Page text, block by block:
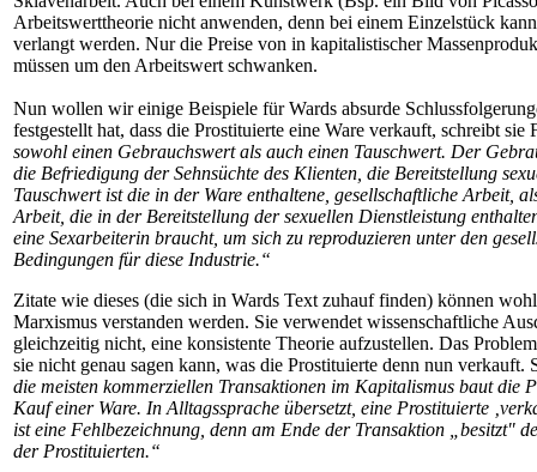
Arbeitswerttheorie nicht anwenden, denn bei einem Einzelstück
verlangt werden. Nur die Preise von in kapitalistischer
müssen um den Arbeitswert schwanken.
Nun wollen wir einige Beispiele für Wards absurde
festgestellt hat, dass die Prostituierte eine Ware verkauft, schreibt sie
sowohl einen Gebrauchswert als auch einen Tauschwert. Der
die Befriedigung der Sehnsüchte des Klienten, die Bereitstellung
Tauschwert ist die in der Ware enthaltene, gesellschaftliche Arbeit,
Arbeit, die in der Bereitstellung der sexuellen Dienstleistung
eine Sexarbeiterin braucht, um sich zu reproduzieren unter den
Bedingungen für diese Industrie.“
Zitate wie dieses (die sich in Wards Text zuhauf finden) können
Marxismus verstanden werden. Sie verwendet wissenschaftliche
gleichzeitig nicht, eine konsistente Theorie aufzustellen. Das
sie nicht genau sagen kann, was die Prostituierte denn nun verkauft.
die meisten kommerziellen Transaktionen im Kapitalismus baut die
Kauf einer Ware. In Alltagssprache übersetzt, eine Prostituierte
ist eine Fehlbezeichnung, denn am Ende der Transaktion „besitzt"
der Prostituierten.“